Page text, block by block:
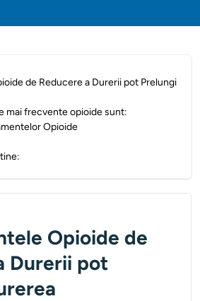
de Reducere a Durerii pot Prelungi
mai frecvente opioide sunt:
Opioide
Opioide de
Durerii pot